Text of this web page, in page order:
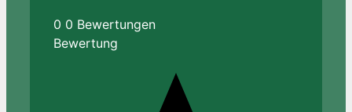
0 0 Bewertungen
Bewertung